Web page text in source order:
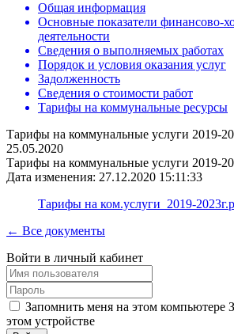
Общая информация
Основные показатели финансово-
деятельности
Сведения о выполняемых работах
Порядок и условия оказания услуг
Задолженность
Сведения о стоимости работ
Тарифы на коммунальные ресурсы
Тарифы на коммунальные услуги 2019-
25.05.2020
Тарифы на коммунальные услуги 2019-
Дата изменения: 27.12.2020 15:11:33
Тарифы на ком.услуги_2019-
← Все документы
Войти в личный кабинет
Запомнить меня на этом компьютере
этом устройстве